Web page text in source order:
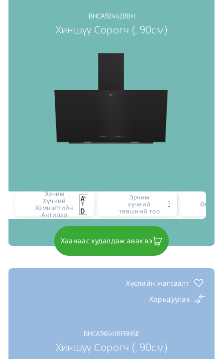
BHCA92442BBH
Хиншүү Сорогч (, 90см)
Эрчим
Хүчний
Хэмнэлтийн
Ангилал
Эрчим
хүчний
төвшний тоо
Өнгө
Хаанаас худалдаж авах вэ
Хүслийн жагсаалт
Харьцуулах
BHCA96641BFBHSE
Хиншүү Сорогч (, 90см)